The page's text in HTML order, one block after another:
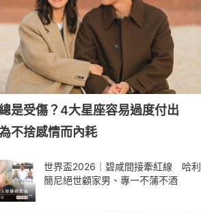
是受傷？4大星座容易過度付出
不捨感情而內耗
世界盃2026｜碧咸間接牽紅線 哈利
簡尼絕世顧家男、專一不蒲不酒